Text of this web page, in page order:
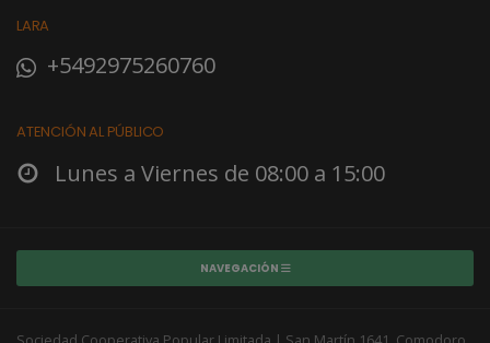
LARA
+5492975260760
ATENCIÓN AL PÚBLICO
Lunes a Viernes de 08:00 a 15:00
NAVEGACIÓN